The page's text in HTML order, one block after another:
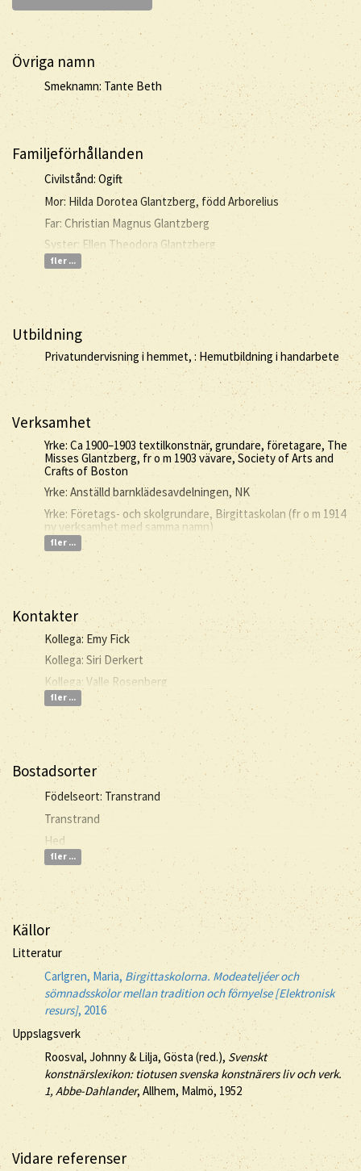
Övriga namn
Smeknamn: Tante Beth
Familjeförhållanden
Civilstånd: Ogift
Mor: Hilda Dorotea Glantzberg, född Arborelius
Far: Christian Magnus Glantzberg
Syster: Ellen Theodora Glantzberg
fler ...
Utbildning
Privatundervisning i hemmet, : Hemutbildning i handarbete
Verksamhet
Yrke: Ca 1900–1903 textilkonstnär, grundare, företagare, The
Misses Glantzberg, fr o m 1903 vävare, Society of Arts and
Crafts of Boston
Yrke: Anställd barnklädesavdelningen, NK
Yrke: Företags- och skolgrundare, Birgittaskolan (fr o m 1914
ny verksamhet med samma namn)
fler ...
Kontakter
Kollega: Emy Fick
Kollega: Siri Derkert
Kollega: Valle Rosenberg
fler ...
Bostadsorter
Födelseort: Transtrand
Transtrand
Hed
fler ...
Källor
Litteratur
Carlgren, Maria, Birgittaskolorna. Modeateljéer och
sömnadsskolor mellan tradition och förnyelse [Elektronisk
resurs], 2016
Uppslagsverk
Roosval, Johnny & Lilja, Gösta (red.), Svenskt
konstnärslexikon: tiotusen svenska konstnärers liv och verk.
1, Abbe-Dahlander, Allhem, Malmö, 1952
Vidare referenser